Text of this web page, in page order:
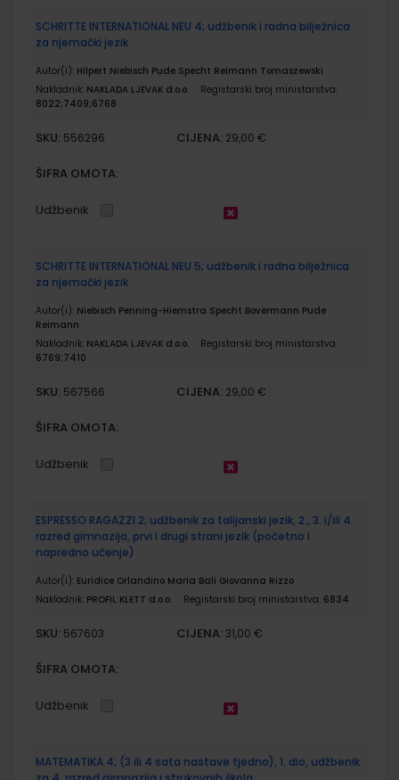
SCHRITTE INTERNATIONAL NEU 4; udžbenik i radna bilježnica
za njemački jezik
Autor(i): Hilpert Niebisch Pude Specht Reimann Tomaszewski
Nakladnik: NAKLADA LJEVAK d.o.o.
Registarski broj ministarstva:
8022;7409;6768
SKU: 556296 CIJENA: 29,00 €
ŠIFRA OMOTA:
Udžbenik
SCHRITTE INTERNATIONAL NEU 5; udžbenik i radna bilježnica
za njemački jezik
Autor(i): Niebisch Penning-Hiemstra Specht Bovermann Pude
Reimann
Nakladnik: NAKLADA LJEVAK d.o.o.
Registarski broj ministarstva:
6769;7410
SKU: 567566 CIJENA: 29,00 €
ŠIFRA OMOTA:
Udžbenik
ESPRESSO RAGAZZI 2; udžbenik za talijanski jezik, 2., 3. i/ili 4.
razred gimnazija, prvi i drugi strani jezik (početno i
napredno učenje)
Autor(i): Euridice Orlandino Maria Bali Giovanna Rizzo
Nakladnik: PROFIL KLETT d.o.o. Registarski broj ministarstva: 6834
SKU: 567603 CIJENA: 31,00 €
ŠIFRA OMOTA:
Udžbenik
MATEMATIKA 4; (3 ili 4 sata nastave tjedno), 1. dio, udžbenik